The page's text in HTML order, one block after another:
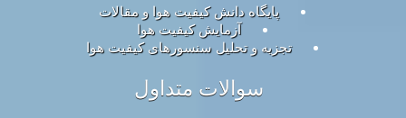
پایگاه دانش کیفیت هوا و مقالات
آزمایش کیفیت هوا
تجزیه و تحلیل سنسورهای کیفیت هوا
سوالات متداول